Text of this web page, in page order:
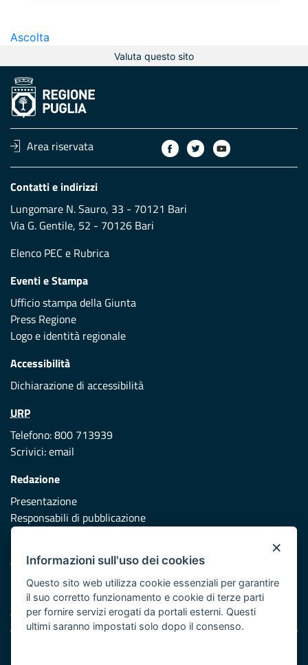
Ascolta
Valuta questo sito
Area riservata
Contatti e indirizzi
Lungomare N. Sauro, 33 - 70121 Bari
Via G. Gentile, 52 - 70126 Bari
Elenco PEC e Rubrica
Eventi e Stampa
Ufficio stampa della Giunta
Press Regione
Logo e identità regionale
Accessibilità
Dichiarazione di accessibilità
URP
Telefono: 800 713939
Scrivici:email
Redazione
Presentazione
Responsabili di pubblicazione
Vai al sito di Protezione Civile Puglia
Iniziativa finanziata con risorse del POR Puglia 2014/2020 -
Asse XI
×
Informazioni sull'uso dei cookies
Questo sito web utilizza cookie essenziali per garantire
il suo corretto funzionamento e cookie di terze parti
per fornire servizi erogati da portali esterni. Questi
ultimi saranno impostati solo dopo il consenso.